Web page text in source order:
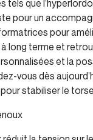
tels que
pour un
pour
long terme et
et la
vous dès
stabiliser le